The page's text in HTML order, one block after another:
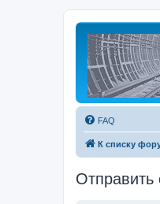
FAQ
К списку